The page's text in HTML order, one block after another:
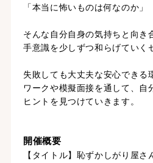
「本当に怖いものは何なのか」
そんな自分自身の気持ちと向き
手意識を少しずつ和らげていく
失敗しても大丈夫な安心できる
ワークや模擬面接を通して、自
ヒントを見つけていきます。
開催概要
【タイトル】恥ずかしがり屋